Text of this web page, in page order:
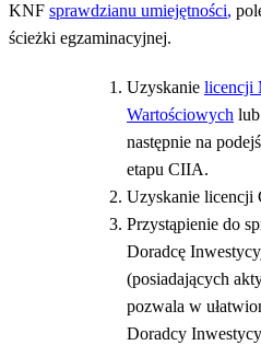
KNF sprawdzianu umiejętności,
ścieżki egzaminacyjnej.
Uzyskanie licencji
Wartościowych lub
następnie na
etapu CIIA.
Uzyskanie licencji
Przystąpienie do
Doradcę
(posiadających
pozwala w
Doradcy